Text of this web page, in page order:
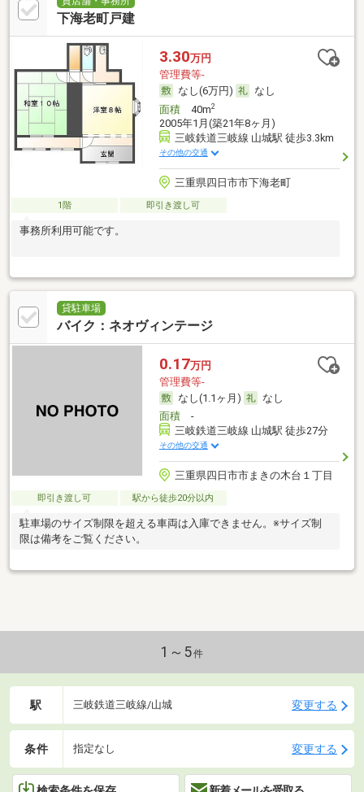
下海老町戸建
3.30万円
管理費等-
なし(6万円)
なし
面積40m2
2005年1月(築21年8ヶ月)
三岐鉄道三岐線 山城駅 徒歩3.3km
その他の交通
三重県四日市市下海老町
1階 即引き渡し可
事務所利用可能です。
貸駐車場
バイク：ネオヴィンテージ
0.17万円
管理費等-
なし(1.1ヶ月)
なし
面積-
三岐鉄道三岐線 山城駅 徒歩27分
その他の交通
三重県四日市市まきの木台１丁目
即引き渡し可 駅から徒歩20分以内
駐車場のサイズ制限を超える車両は入庫できません。※サイズ制
限は備考をご覧ください。
1～5件
駅 三岐鉄道三岐線/山城 変更する
条件 指定なし 変更する